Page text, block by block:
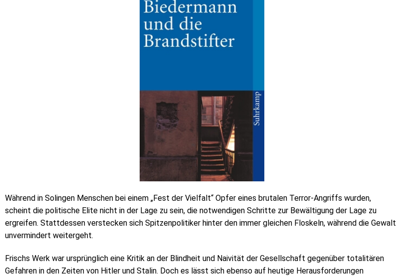
Während in Solingen Menschen bei einem „Fest der Vielfalt“ Opfer eines brutalen Terror-Angriffs wurden,
scheint die politische Elite nicht in der Lage zu sein, die notwendigen Schritte zur Bewältigung der Lage zu
ergreifen. Stattdessen verstecken sich Spitzenpolitiker hinter den immer gleichen Floskeln, während die Gewalt
unvermindert weitergeht.
Frischs Werk war ursprünglich eine Kritik an der Blindheit und Naivität der Gesellschaft gegenüber totalitären
Gefahren in den Zeiten von Hitler und Stalin. Doch es lässt sich ebenso auf heutige Herausforderungen